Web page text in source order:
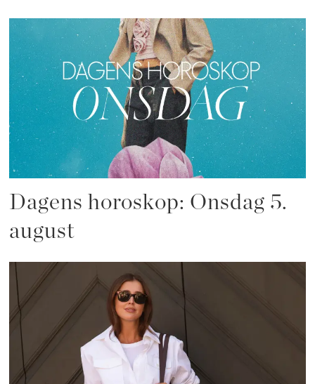
Dagens horoskop: Onsdag 5.
august